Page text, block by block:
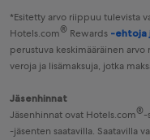
*Esitetty arvo riippuu tulevista
Hotels.com® Rewards -ehtoja
perustuva keskimääräinen arvo
veroja ja lisämaksuja, jotka
Jäsenhinnat
Jäsenhinnat ovat Hotels.com®-
-jäsenten saatavilla. Saatavilla